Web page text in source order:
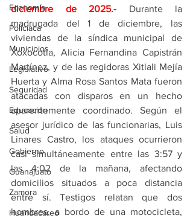
Economía
Policíaca
Municipios
Legislativo
Seguridad
Educación
Salud
Gobierno
Guanajuato
Zamora
Huandacareo
diciembre de 2025.- Durante la
madrugada del 1 de diciembre, las
viviendas de la síndica municipal de
Xoxocotla, Alicia Fernandina Capistrán
Martínez, y de las regidoras Xitlali Mejía
Huerta y Alma Rosa Santos Mata fueron
atacadas con disparos en un hecho
aparentemente coordinado. Según el
asesor jurídico de las funcionarias, Luis
Linares Castro, los ataques ocurrieron
casi simultáneamente entre las 3:57 y
las 4:02 de la mañana, afectando
domicilios situados a poca distancia
entre sí. Testigos relatan que dos
hombres, a bordo de una motocicleta,